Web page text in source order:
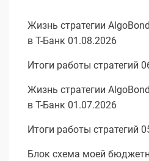
Жизнь стратегии
в Т-Банк 01.08.2026
Итоги работы стратегий
Жизнь стратегии
в Т-Банк 01.07.2026
Итоги работы стратегий
Блок схема моей